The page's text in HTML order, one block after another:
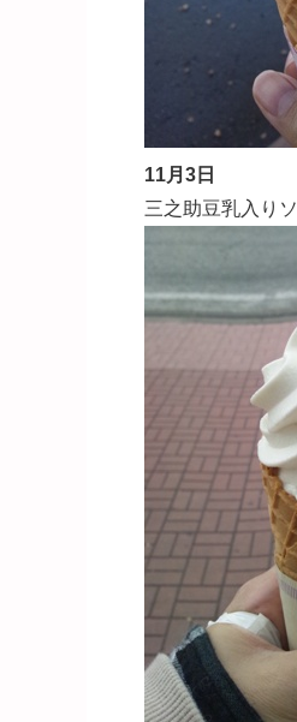
11月3日
三之助豆乳入り